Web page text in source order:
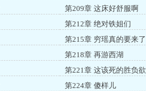
第209章 这床好舒服啊
第212章 绝对铁姐们
第215章 穷瑶真的要来了
第218章 再游西湖
第221章 这该死的胜负欲
第224章 傻样儿